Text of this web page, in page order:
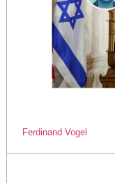
Ferdinand Vogel